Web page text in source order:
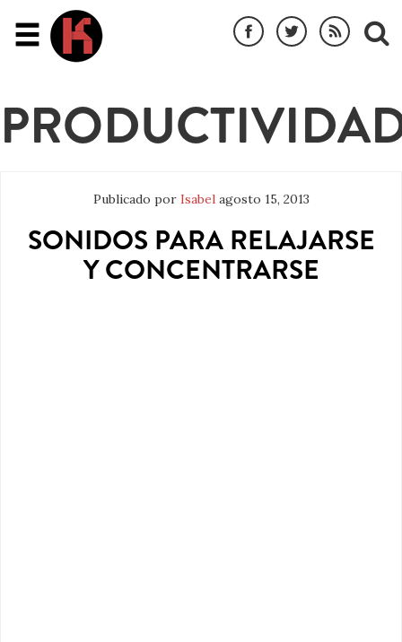
Publicado por Isabel agosto 15, 2013
SONIDOS PARA RELAJARSE
Y CONCENTRARSE